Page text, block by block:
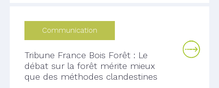
Communication
Tribune France Bois Forêt : Le
débat sur la forêt mérite mieux
que des méthodes clandestines